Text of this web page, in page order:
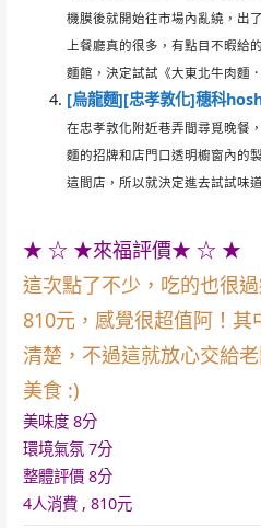
機膜後就開始往市場內亂繞，出
上餐廳真的很多，有點目不暇給
麵館，決定試試《大東北牛肉麵
[烏龍麵][忠孝敦化]穗科
在忠孝敦化附近巷弄間尋覓晚餐
麵的招牌和店門口透明櫥窗內的
這間店，所以就決定進去試試味
★ ☆ ★來福評價★ ☆ ★
這次點了不少，吃的也很
810元，感覺很超值阿！
清楚，不過這就放心交給
美食 :)
美味度 8分
環境氣氛 7分
整體評價 8分
4人消費 , 810元